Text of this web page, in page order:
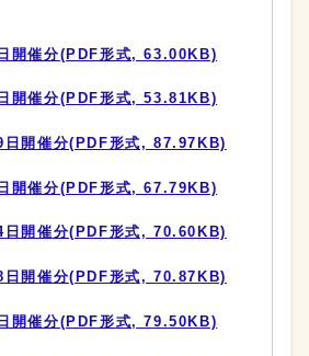
開催分(PDF形式, 63.00KB)
開催分(PDF形式, 53.81KB)
日開催分(PDF形式, 87.97KB)
開催分(PDF形式, 67.79KB)
日開催分(PDF形式, 70.60KB)
日開催分(PDF形式, 70.87KB)
開催分(PDF形式, 79.50KB)